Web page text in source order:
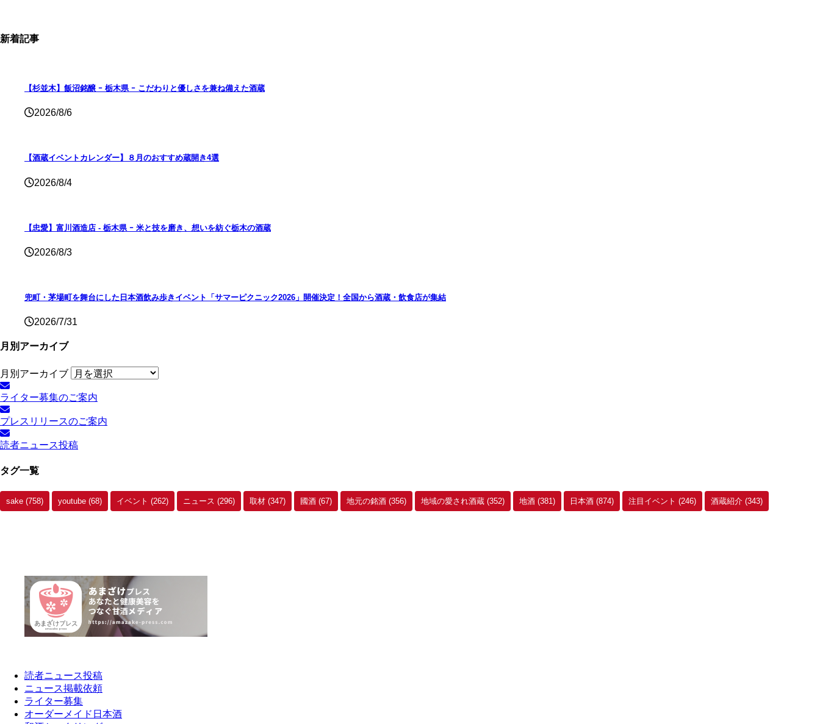
新着記事
【杉並木】飯沼銘醸 ｰ 栃木県 ｰ こだわりと優しさを兼ね備えた酒蔵
2026/8/6
【酒蔵イベントカレンダー】８月のおすすめ蔵開き4選
2026/8/4
【忠愛】富川酒造店 ‐ 栃木県 ｰ 米と技を磨き、想いを紡ぐ栃木の酒蔵
2026/8/3
兜町・茅場町を舞台にした日本酒飲み歩きイベント「サマーピクニック2026」開催決定！全国から酒蔵・飲食店が集結
2026/7/31
月別アーカイブ
月別アーカイブ
ライター募集のご案内
プレスリリースのご案内
読者ニュース投稿
タグ一覧
sake (758) youtube (68) イベント (262) ニュース (296) 取材 (347) 國酒 (67) 地元の銘酒 (356) 地域の愛され酒蔵 (352) 地酒 (381) 日本酒 (874) 注目イベント (246) 酒蔵紹介 (343)
読者ニュース投稿
ニュース掲載依頼
ライター募集
オーダーメイド日本酒